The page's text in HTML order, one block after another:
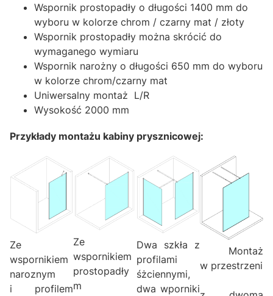
Wspornik prostopadły o długości 1400 mm do
wyboru w kolorze chrom / czarny mat / złoty
Wspornik prostopadły można skrócić do
wymaganego wymiaru
Wspornik narożny o długości 650 mm do wyboru
w kolorze chrom/czarny mat
Uniwersalny montaż L/R
Wysokość 2000 mm
Przykłady montażu kabiny prysznicowej:
Ze
wspornikiem
naroznym
i profilem
Ze
wspornikiem
prostopadły
m
Dwa szkła z
profilami
śżciennymi,
dwa wporniki
Montaż
w przestrzeni